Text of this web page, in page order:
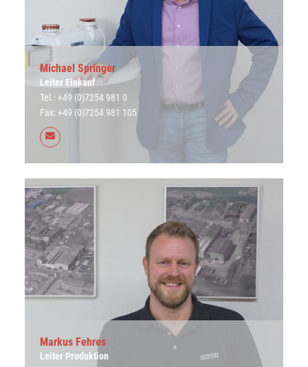
Michael Springer
Leiter Einkauf
Tel.: +49 (0)7254 981 0
Fax: +49 (0)7254 981 105
Markus Fehres
Leiter Produktion